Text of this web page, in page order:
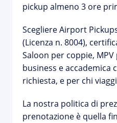
pickup almeno 3 ore
ScegliereAirport
(Licenza n. 8004),
Saloon per coppie,
business e accademica
richiesta, e per chi
La nostra politica di
prenotazione è quella